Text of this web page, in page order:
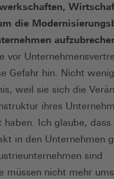
die
vor
Gefahr hin. Nicht
weil sie sich die
ihres
Ich glaube, dass
in den Unternehmen
sind
müssen nicht mehr